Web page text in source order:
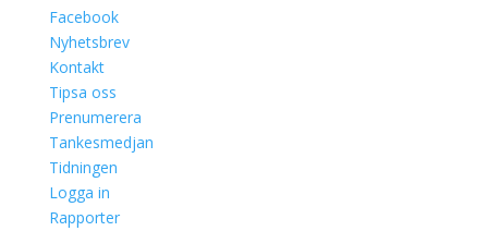
Facebook
Nyhetsbrev
Kontakt
Tipsa oss
Prenumerera
Tankesmedjan
Tidningen
Logga in
Rapporter